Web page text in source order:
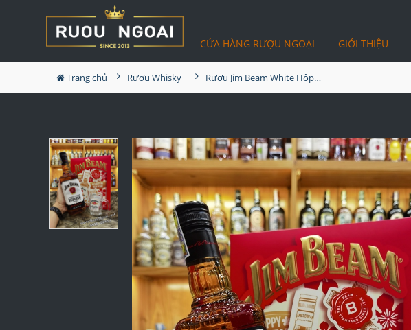
CỬA HÀNG RƯỢU NGOẠI GIỚI THIỆU
Trang chủ Rượu Whisky Rượu Jim Beam White Hộp Quà 2025